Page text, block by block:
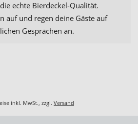
echte Bierdeckel-Qualität.
auf und regen deine Gäste auf
Gesprächen an.
inkl. MwSt., zzgl. Versand